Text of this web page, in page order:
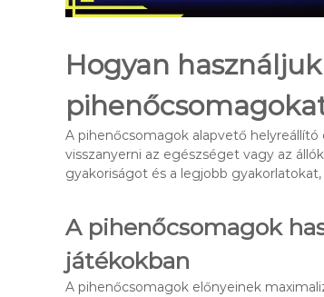
Hogyan
A pihenőcsomagok alapvető
visszanyerni az egészséget vagy az
gyakoriságot és a legjobb
A pihenőcsomagok
játékokban
A pihenőcsomagok előnyeinek